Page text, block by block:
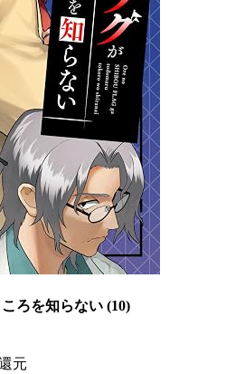
ろを知らない (10)
元